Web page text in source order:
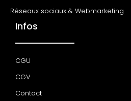
Réseaux sociaux & Webmarketing
Infos
CGU
CGV
Contact